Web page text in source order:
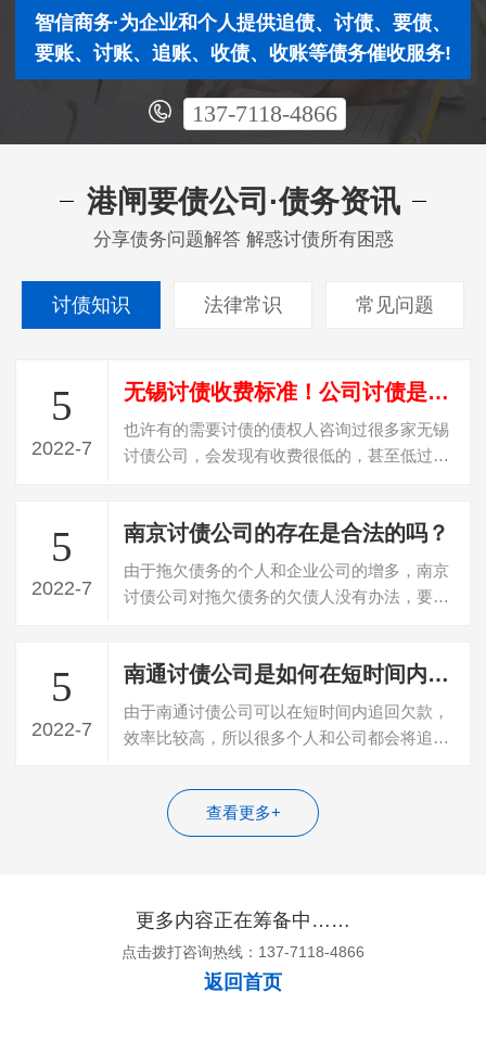
智信商务·为企业和个人提供追债、讨债、要债、
要账、讨账、追账、收债、收账等债务催收服务!
137-7118-4866
港闸要债公司·债务资讯
分享债务问题解答 解惑讨债所有困惑
讨债知识 法律常识 常见问题
5
2022-7
无锡讨债收费标准！公司讨债是怎么收费？
也许有的需要讨债的债权人咨询过很多家无锡
讨债公司，会发现有收费很低的，甚至低过
5
2022-7
南京讨债公司的存在是合法的吗？
由于拖欠债务的个人和企业公司的增多，南京
讨债公司对拖欠债务的欠债人没有办法，要不
5
2022-7
南通讨债公司是如何在短时间内追回债务的？
由于南通讨债公司可以在短时间内追回欠款，
效率比较高，所以很多个人和公司都会将追回
查看更多+
更多内容正在筹备中……
点击拨打咨询热线：137-7118-4866
返回首页